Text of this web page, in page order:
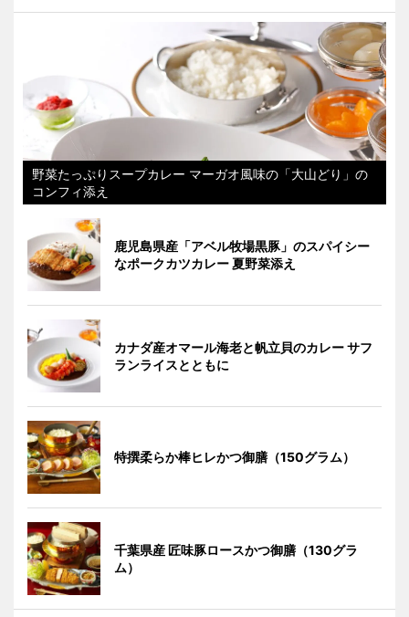
野菜たっぷりスープカレー マーガオ風味の「大山どり」の
コンフィ添え
鹿児島県産「アベル牧場黒豚」のスパイシー
なポークカツカレー 夏野菜添え
カナダ産オマール海老と帆立貝のカレー サフ
ランライスとともに
特撰柔らか棒ヒレかつ御膳（150グラム）
千葉県産 匠味豚ロースかつ御膳（130グラ
ム）